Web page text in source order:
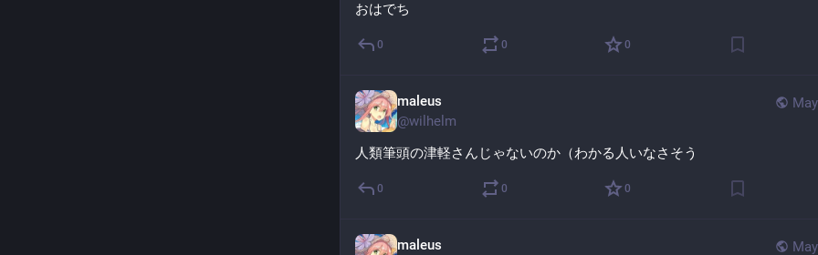
おはでち
0 0 0
maleus
@wilhelm
人類筆頭の津軽さんじゃないのか（わかる人いなさそう
0 0 0
maleus